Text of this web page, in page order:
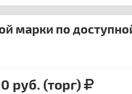
марки по
руб. (торг)